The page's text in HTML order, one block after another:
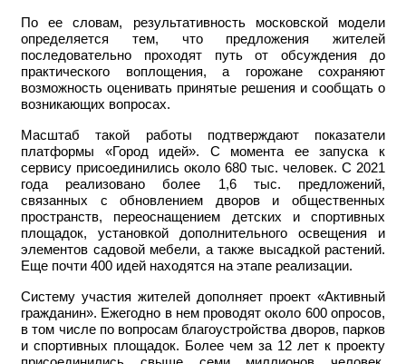
По ее словам, результативность московской модели
определяется тем, что предложения жителей
последовательно проходят путь от обсуждения до
практического воплощения, а горожане сохраняют
возможность оценивать принятые решения и сообщать о
возникающих вопросах.
Масштаб такой работы подтверждают показатели
платформы «Город идей». С момента ее запуска к
сервису присоединились около 680 тыс. человек. С 2021
года реализовано более 1,6 тыс. предложений,
связанных с обновлением дворов и общественных
пространств, переоснащением детских и спортивных
площадок, установкой дополнительного освещения и
элементов садовой мебели, а также высадкой растений.
Еще почти 400 идей находятся на этапе реализации.
Систему участия жителей дополняет проект «Активный
гражданин». Ежегодно в нем проводят около 600 опросов,
в том числе по вопросам благоустройства дворов, парков
и спортивных площадок. Более чем за 12 лет к проекту